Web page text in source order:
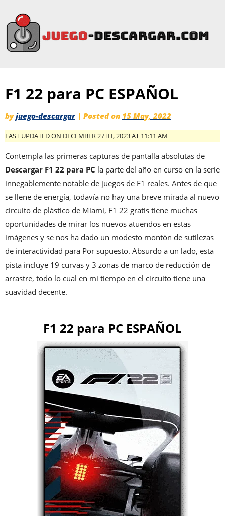
F1 22 para PC ESPAÑOL
byjuego-descargar | Posted on 15 May, 2022
LAST UPDATED ON DECEMBER 27TH, 2023 AT 11:11 AM
Contempla las primeras capturas de pantalla absolutas de
Descargar F1 22 para PC la parte del año en curso en la serie
innegablemente notable de juegos de F1 reales. Antes de que
se llene de energía, todavía no hay una breve mirada al nuevo
circuito de plástico de Miami, F1 22 gratis tiene muchas
oportunidades de mirar los nuevos atuendos en estas
imágenes y se nos ha dado un modesto montón de sutilezas
de interactividad para Por supuesto. Absurdo a un lado, esta
pista incluye 19 curvas y 3 zonas de marco de reducción de
arrastre, todo lo cual en mi tiempo en el circuito tiene una
suavidad decente.
F1 22 para PC ESPAÑOL